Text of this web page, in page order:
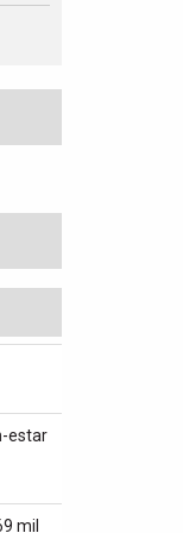
estar
mil